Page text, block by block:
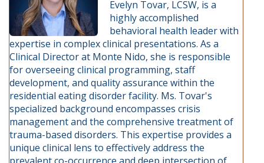
Evelyn Tovar, LCSW, is a
highly accomplished
behavioral health leader with
expertise in complex clinical presentations. As a
Clinical Director at Monte Nido, she is responsible
for overseeing clinical programming, staff
development, and quality assurance within the
residential eating disorder facility. Ms. Tovar's
specialized background encompasses crisis
management and the comprehensive treatment of
trauma-based disorders. This expertise provides a
unique clinical lens to effectively address the